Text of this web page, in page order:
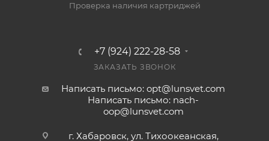
Проверка наличия картриджей
+7 (924) 222-28-58
ЗАКАЗАТЬ ЗВОНОК
Написать письмо: opt@lunsvet.com
Написать письмо: nach-
oop@lunsvet.com
г. Хабаровск, ул. Тихоокеанская,